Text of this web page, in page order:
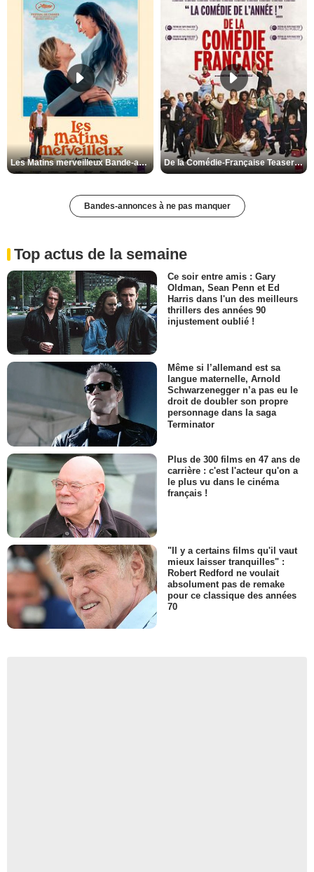
Les Matins merveilleux Bande-annonce VF De la Comédie-Française Teaser VF
Bandes-annonces à ne pas manquer
Top actus de la semaine
Ce soir entre amis : Gary
Oldman, Sean Penn et Ed
Harris dans l'un des meilleurs
thrillers des années 90
injustement oublié !
Même si l’allemand est sa
langue maternelle, Arnold
Schwarzenegger n’a pas eu le
droit de doubler son propre
personnage dans la saga
Terminator
Plus de 300 films en 47 ans de
carrière : c'est l'acteur qu'on a
le plus vu dans le cinéma
français !
"Il y a certains films qu'il vaut
mieux laisser tranquilles" :
Robert Redford ne voulait
absolument pas de remake
pour ce classique des années
70